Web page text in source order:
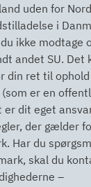
uden for
i
ikke modtage
andet SU. Det
din ret til
(som er en
er dit eget
der gælder
Har du
skal du
–